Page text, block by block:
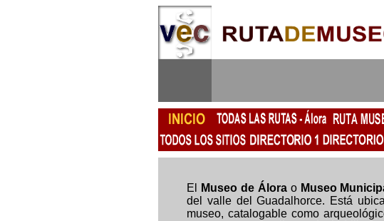
El Museo de Álora o Museo
del valle del Guadalhorce. Está
museo, catalogable como